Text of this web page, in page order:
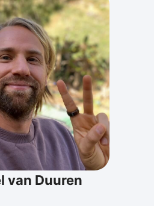
van Duuren